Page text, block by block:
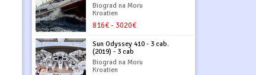
Biograd na Moru
Kroatien
816€ - 3020€
Sun Odyssey 410 - 3 cab.
(2019) - 3 cab
Biograd na Moru
Kroatien